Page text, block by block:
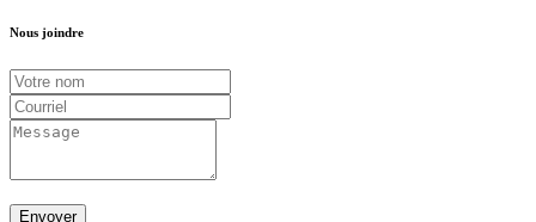
Nous joindre
Envoyer